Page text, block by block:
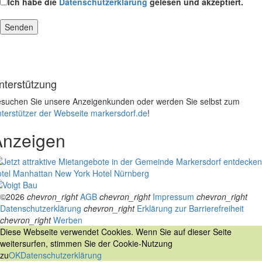
Sie unsere Anzeigenkunden oder werden Sie selbst zum
der Webseite markersdorf.de!
Manhattan New York Hotel Nürnberg
©2026 chevron_right AGB chevron_right Impressum chevron_right
Datenschutzerklärung chevron_right Erklärung zur Barrierefreiheit
chevron_right Werben
Diese Webseite verwendet Cookies. Wenn Sie auf dieser Seite
weitersurfen, stimmen Sie der Cookie-Nutzung
zuOKDatenschutzerklärung